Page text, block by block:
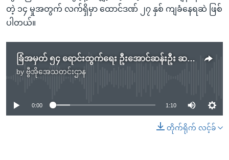
တဲ့ ၁၄ မှုအတွက် လက်ရှိမှာ ထောင်ဒဏ် ၂၇ နှစ် ကျခံနေရဆဲ ဖြစ်
ပါတယ်။
ခြံအမှတ် ၅၄ ရောင်းထွက်ရေး ဦးအောင်ဆန်းဦး ဆယ်ဘီလီယံ ထပ်လျှော့ပေး
by ဗွီအိုအေသတင်းဌာန
No media source currently available
0:00 1:10
တိုက်ရိုက် လင့်ခ်